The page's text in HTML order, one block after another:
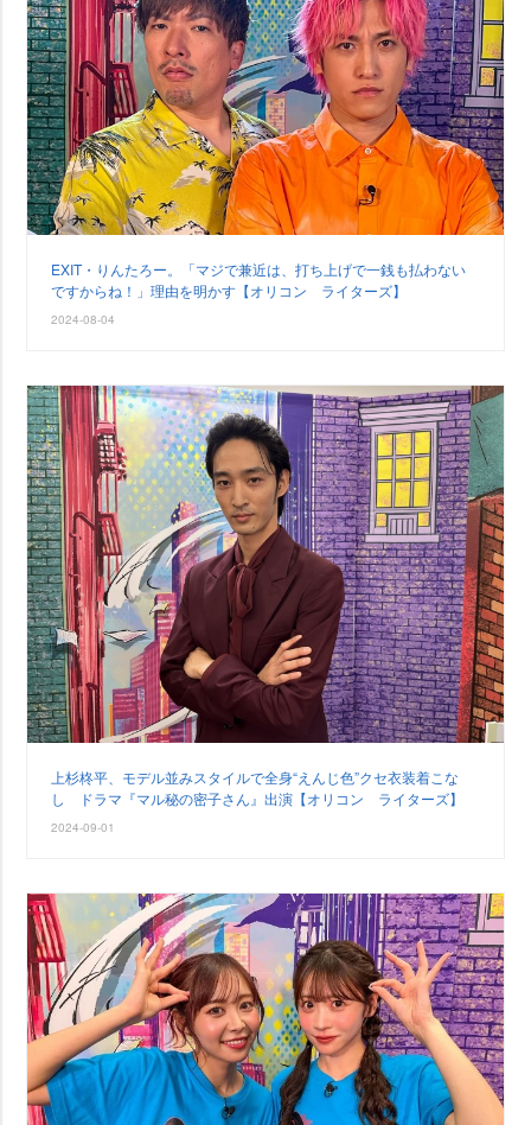
EXIT・りんたろー。「マジで兼近は、打ち上げで一銭も払わない
ですからね！」理由を明かす【オリコン ライターズ】
2024-08-04
上杉柊平、モデル並みスタイルで全身“えんじ色”クセ衣装着こな
し ドラマ『マル秘の密子さん』出演【オリコン ライターズ】
2024-09-01